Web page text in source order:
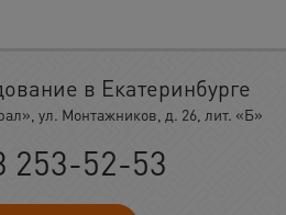
в Екатеринбурге
ул. Монтажников, д. 26, лит. «Б»
253-52-53